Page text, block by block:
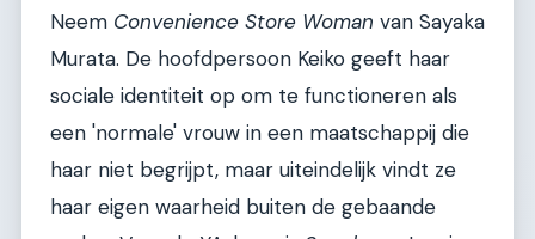
Neem Convenience Store Woman van Sayaka
Murata. De hoofdpersoon Keiko geeft haar
sociale identiteit op om te functioneren als
een 'normale' vrouw in een maatschappij die
haar niet begrijpt, maar uiteindelijk vindt ze
haar eigen waarheid buiten de gebaande